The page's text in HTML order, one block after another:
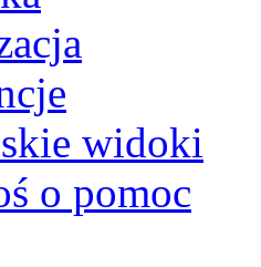
widoki
o pomoc